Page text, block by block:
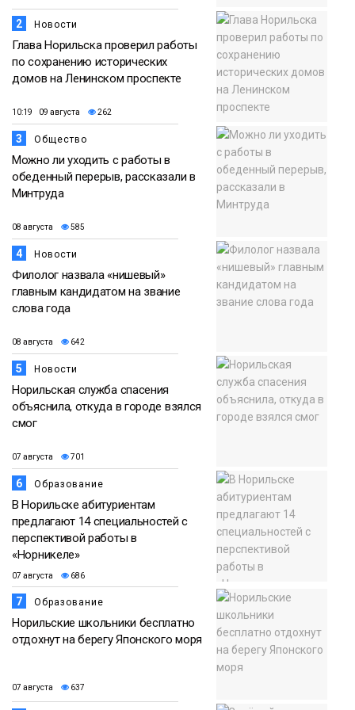
2 Новости
Глава Норильска проверил работы
по сохранению исторических
домов на Ленинском проспекте
10:19 09 августа 262
3 Общество
Можно ли уходить с работы в
обеденный перерыв, рассказали в
Минтруда
08 августа 585
4 Новости
Филолог назвала «нишевый»
главным кандидатом на звание
слова года
08 августа 642
5 Новости
Норильская служба спасения
объяснила, откуда в городе взялся
смог
07 августа 701
6 Образование
В Норильске абитуриентам
предлагают 14 специальностей с
перспективой работы в
«Норникеле»
07 августа 686
7 Образование
Норильские школьники бесплатно
отдохнут на берегу Японского моря
07 августа 637